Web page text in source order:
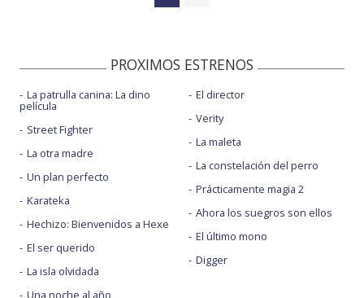
PROXIMOS ESTRENOS
La patrulla canina: La dino
película
Street Fighter
La otra madre
Un plan perfecto
Karateka
Hechizo: Bienvenidos a Hexe
El ser querido
La isla olvidada
Una noche al año
El director
Verity
La maleta
La constelación del perro
Prácticamente magia 2
Ahora los suegros son ellos
El último mono
Digger